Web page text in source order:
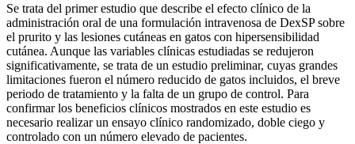
Se trata del primer estudio que describe el efecto clínico de la
administración oral de una formulación intravenosa de DexSP sobre
el prurito y las lesiones cutáneas en gatos con hipersensibilidad
cutánea. Aunque las variables clínicas estudiadas se redujeron
significativamente, se trata de un estudio preliminar, cuyas grandes
limitaciones fueron el número reducido de gatos incluidos, el breve
periodo de tratamiento y la falta de un grupo de control. Para
confirmar los beneficios clínicos mostrados en este estudio es
necesario realizar un ensayo clínico randomizado, doble ciego y
controlado con un número elevado de pacientes.